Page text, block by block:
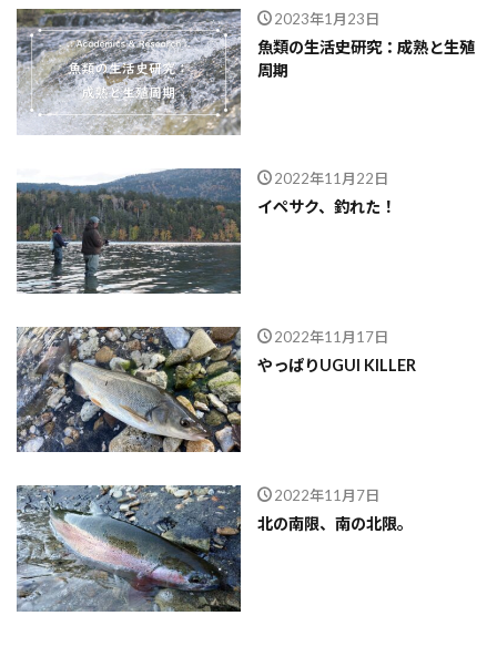
2023年1月23日
魚類の生活史研究：成熟と生殖
周期
2022年11月22日
イペサク、釣れた！
2022年11月17日
やっぱりUGUI KILLER
2022年11月7日
北の南限、南の北限。